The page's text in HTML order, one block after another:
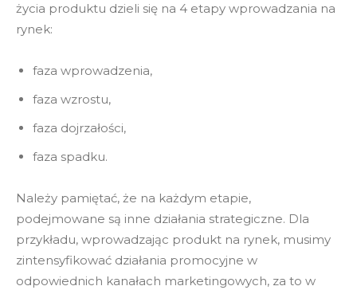
życia produktu dzieli się na 4 etapy wprowadzania na
rynek:
faza wprowadzenia,
faza wzrostu,
faza dojrzałości,
faza spadku.
Należy pamiętać, że na każdym etapie,
podejmowane są inne działania strategiczne. Dla
przykładu, wprowadzając produkt na rynek, musimy
zintensyfikować działania promocyjne w
odpowiednich kanałach marketingowych, za to w